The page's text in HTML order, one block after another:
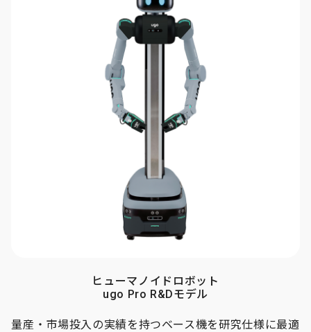
ヒューマノイドロボット
ugo Pro R&Dモデル
量産・市場投入の実績を持つベース機を研究仕様に最適